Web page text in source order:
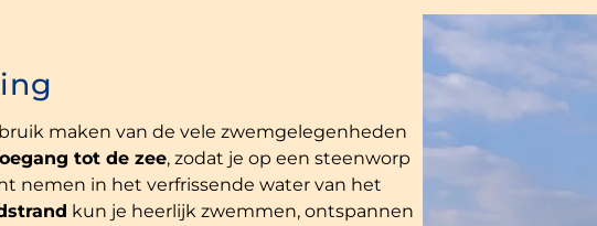
maken van de vele zwemgelegenheden
tot de zee, zodat je op een steenworp
nemen in het verfrissende water van het
kun je heerlijk zwemmen, ontspannen